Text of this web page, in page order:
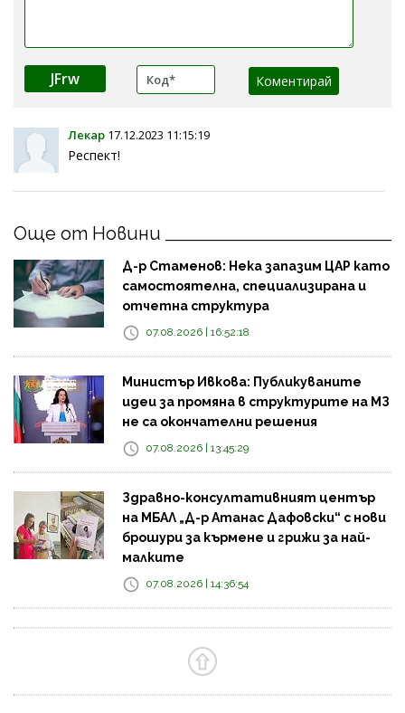
JFrw
Лекар 17.12.2023 11:15:19
Респект!
Още от Новини
Д-р Стаменов: Нека запазим ЦАР като
самостоятелна, специализирана и
отчетна структура
07.08.2026 | 16:52:18
Министър Ивкова: Публикуваните
идеи за промяна в структурите на МЗ
не са окончателни решения
07.08.2026 | 13:45:29
Здравно-консултативният център
на МБАЛ „Д-р Атанас Дафовски“ с нови
брошури за кърмене и грижи за най-
малките
07.08.2026 | 14:36:54